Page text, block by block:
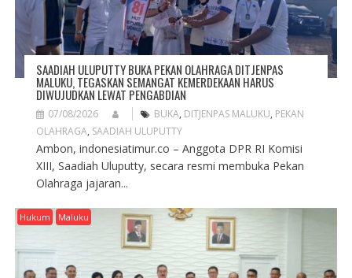
SAADIAH ULUPUTTY BUKA PEKAN OLAHRAGA DITJENPAS
MALUKU, TEGASKAN SEMANGAT KEMERDEKAAN HARUS
DIWUJUDKAN LEWAT PENGABDIAN
07/08/2026 BUKA, DITJENPAS MALUKU, PEKAN
OLAHRAGA, SAADIAH ULUPUTTY
Ambon, indonesiatimur.co – Anggota DPR RI Komisi
XIII, Saadiah Uluputty, secara resmi membuka Pekan
Olahraga jajaran...
Hukum Maluku